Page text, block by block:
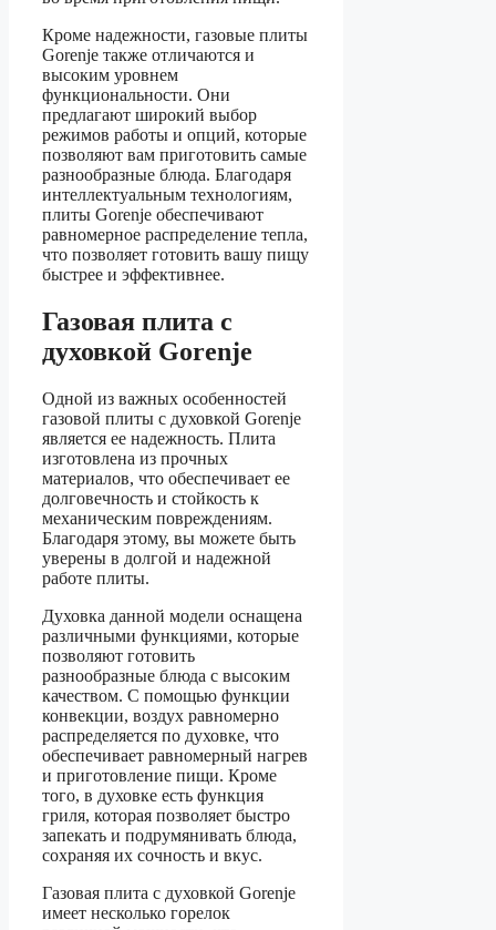
Кроме надежности, газовые плиты
Gorenje также отличаются и
высоким уровнем
функциональности. Они
предлагают широкий выбор
режимов работы и опций, которые
позволяют вам приготовить самые
разнообразные блюда. Благодаря
интеллектуальным технологиям,
плиты Gorenje обеспечивают
равномерное распределение тепла,
что позволяет готовить вашу пищу
быстрее и эффективнее.
Газовая плита с
духовкой Gorenje
Одной из важных особенностей
газовой плиты с духовкой Gorenje
является ее надежность. Плита
изготовлена из прочных
материалов, что обеспечивает ее
долговечность и стойкость к
механическим повреждениям.
Благодаря этому, вы можете быть
уверены в долгой и надежной
работе плиты.
Духовка данной модели оснащена
различными функциями, которые
позволяют готовить
разнообразные блюда с высоким
качеством. С помощью функции
конвекции, воздух равномерно
распределяется по духовке, что
обеспечивает равномерный нагрев
и приготовление пищи. Кроме
того, в духовке есть функция
гриля, которая позволяет быстро
запекать и подрумянивать блюда,
сохраняя их сочность и вкус.
Газовая плита с духовкой Gorenje
имеет несколько горелок